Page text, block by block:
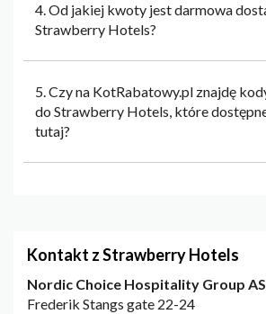
4. Od jakiej kwoty jest darmowa
Strawberry Hotels?
5. Czy na KotRabatowy.pl znajdę
do Strawberry Hotels, które
tutaj?
Kontakt z Strawberry Hotels
Nordic Choice Hospitality Group AS
Frederik Stangs gate 22-24